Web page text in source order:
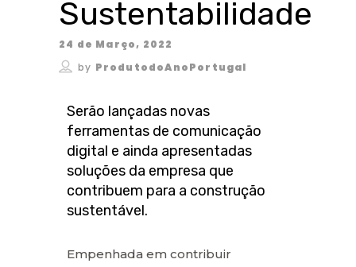
Sustentabilidade
24 de Março, 2022
by ProdutodoAnoPortugal
Serão lançadas novas
ferramentas de comunicação
digital e ainda apresentadas
soluções da empresa que
contribuem para a construção
sustentável.
Empenhada em contribuir